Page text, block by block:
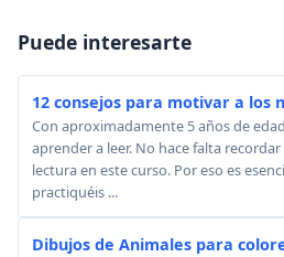
Puede interesarte
12 consejos para motivar a los
Con aproximadamente 5 años de
aprender a leer. No hace falta
lectura en este curso. Por eso es
practiquéis ...
Dibujos de Animales para